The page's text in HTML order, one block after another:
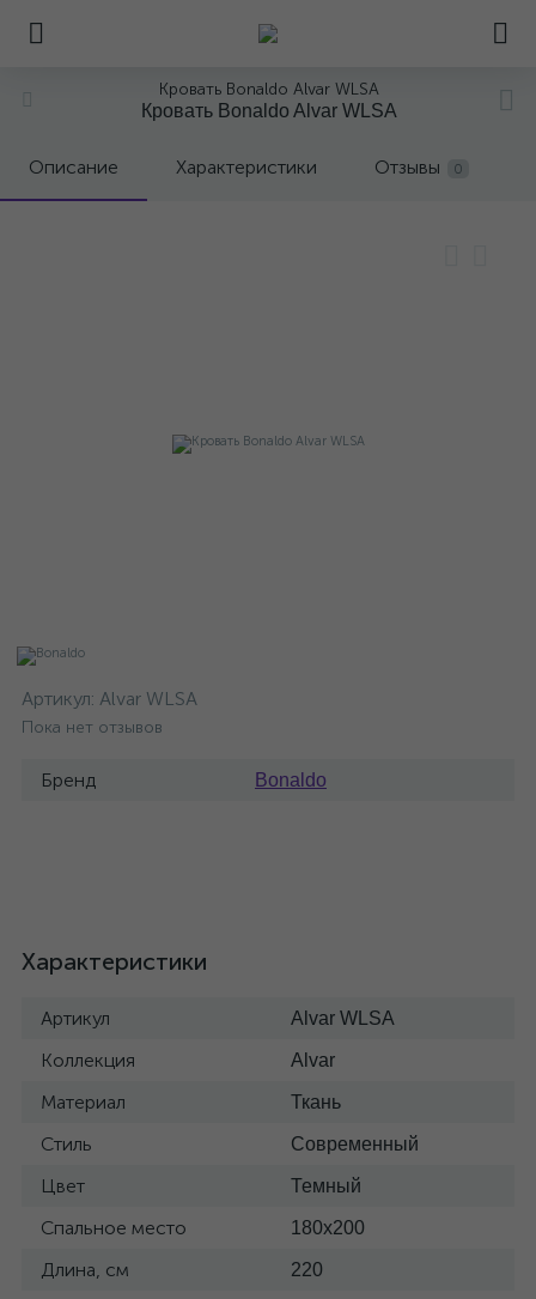
Кровать Bonaldo Alvar WLSA
Кровать Bonaldo Alvar WLSA
Описание Характеристики Отзывы 0
Артикул: Alvar WLSA
Пока нет отзывов
Бренд Bonaldo
Характеристики
Артикул Alvar WLSA
Коллекция Alvar
Материал Ткань
Стиль Современный
Цвет Темный
Спальное место 180x200
Длина, см 220